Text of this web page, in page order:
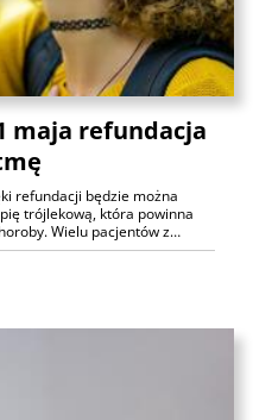
maja refundacja
refundacji będzie można
trójlekową, która powinna
Wielu pacjentów z…